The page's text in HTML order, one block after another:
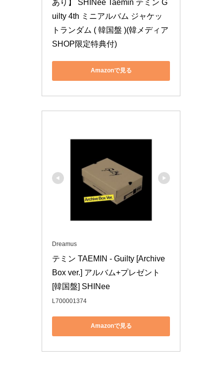
あり】 SHINee Taemin テミン G
uilty 4th ミニアルバム ジャケッ
トランダム ( 韓国盤 )(韓メディア
SHOP限定特典付)
Amazonで見る
Dreamus
テミン TAEMIN - Guilty [Archive
Box ver.] アルバム+プレゼント
[韓国盤] SHINee
L700001374
Amazonで見る